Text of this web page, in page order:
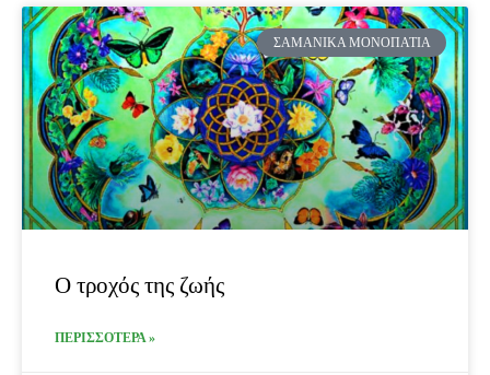
ΣΑΜΑΝΙΚΆ ΜΟΝΟΠΆΤΙΑ
Ο τροχός της ζωής
ΠΕΡΙΣΣΟΤΕΡΑ »